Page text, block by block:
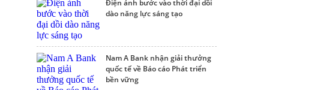
Điện ảnh bước vào thời đại dồi
dào năng lực sáng tạo
Nam A Bank nhận giải thưởng
quốc tế về Báo cáo Phát triển
bền vững